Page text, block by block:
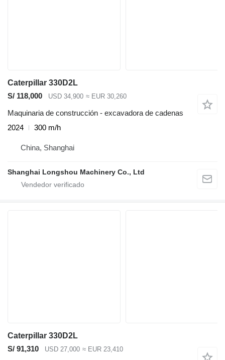
Caterpillar 330D2L
S/ 118,000
USD 34,900 ≈ EUR 30,260
Maquinaria de construcción - excavadora de cadenas
2024
300 m/h
China, Shanghai
Shanghai Longshou Machinery Co., Ltd
Caterpillar 330D2L
S/ 91,310
USD 27,000 ≈ EUR 23,410